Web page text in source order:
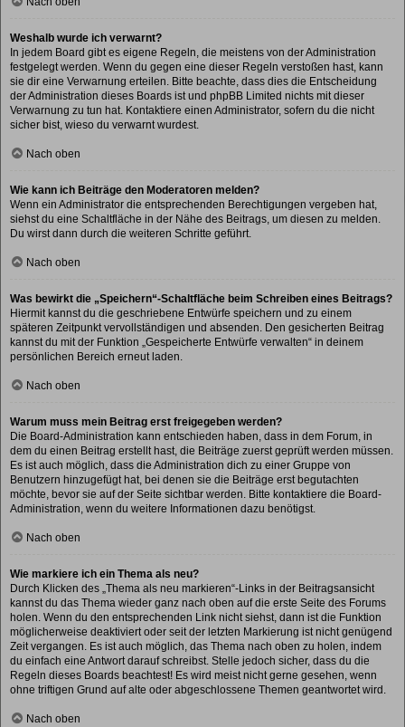
Weshalb wurde ich verwarnt?
In jedem Board gibt es eigene Regeln, die meistens von der Administration
festgelegt werden. Wenn du gegen eine dieser Regeln verstoßen hast, kann
sie dir eine Verwarnung erteilen. Bitte beachte, dass dies die Entscheidung
der Administration dieses Boards ist und phpBB Limited nichts mit dieser
Verwarnung zu tun hat. Kontaktiere einen Administrator, sofern du die nicht
sicher bist, wieso du verwarnt wurdest.
Nach oben
Wie kann ich Beiträge den Moderatoren melden?
Wenn ein Administrator die entsprechenden Berechtigungen vergeben hat,
siehst du eine Schaltfläche in der Nähe des Beitrags, um diesen zu melden.
Du wirst dann durch die weiteren Schritte geführt.
Nach oben
Was bewirkt die „Speichern“-Schaltfläche beim Schreiben eines Beitrags?
Hiermit kannst du die geschriebene Entwürfe speichern und zu einem
späteren Zeitpunkt vervollständigen und absenden. Den gesicherten Beitrag
kannst du mit der Funktion „Gespeicherte Entwürfe verwalten“ in deinem
persönlichen Bereich erneut laden.
Nach oben
Warum muss mein Beitrag erst freigegeben werden?
Die Board-Administration kann entschieden haben, dass in dem Forum, in
dem du einen Beitrag erstellt hast, die Beiträge zuerst geprüft werden müssen.
Es ist auch möglich, dass die Administration dich zu einer Gruppe von
Benutzern hinzugefügt hat, bei denen sie die Beiträge erst begutachten
möchte, bevor sie auf der Seite sichtbar werden. Bitte kontaktiere die Board-
Administration, wenn du weitere Informationen dazu benötigst.
Nach oben
Wie markiere ich ein Thema als neu?
Durch Klicken des „Thema als neu markieren“-Links in der Beitragsansicht
kannst du das Thema wieder ganz nach oben auf die erste Seite des Forums
holen. Wenn du den entsprechenden Link nicht siehst, dann ist die Funktion
möglicherweise deaktiviert oder seit der letzten Markierung ist nicht genügend
Zeit vergangen. Es ist auch möglich, das Thema nach oben zu holen, indem
du einfach eine Antwort darauf schreibst. Stelle jedoch sicher, dass du die
Regeln dieses Boards beachtest! Es wird meist nicht gerne gesehen, wenn
ohne triftigen Grund auf alte oder abgeschlossene Themen geantwortet wird.
Nach oben